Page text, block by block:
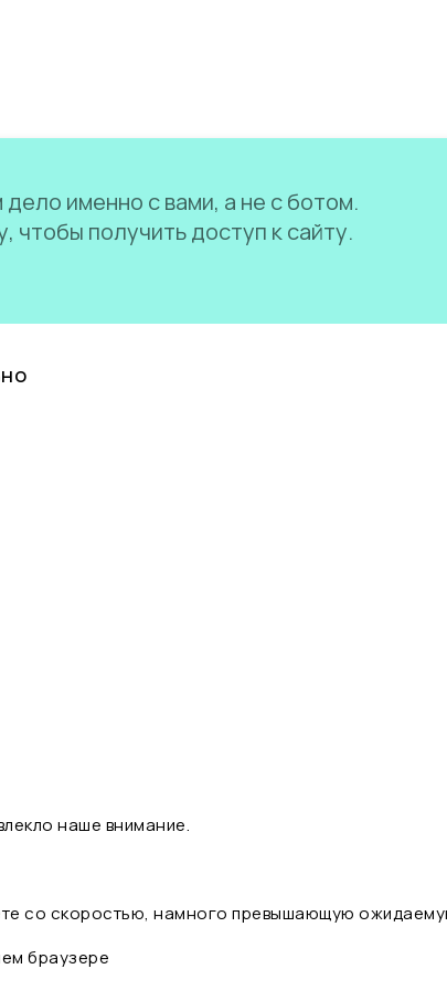
именно с вами, а не с ботом.
чтобы получить доступ к сайту.
наше внимание.
со скоростью, намного превышающую
браузере